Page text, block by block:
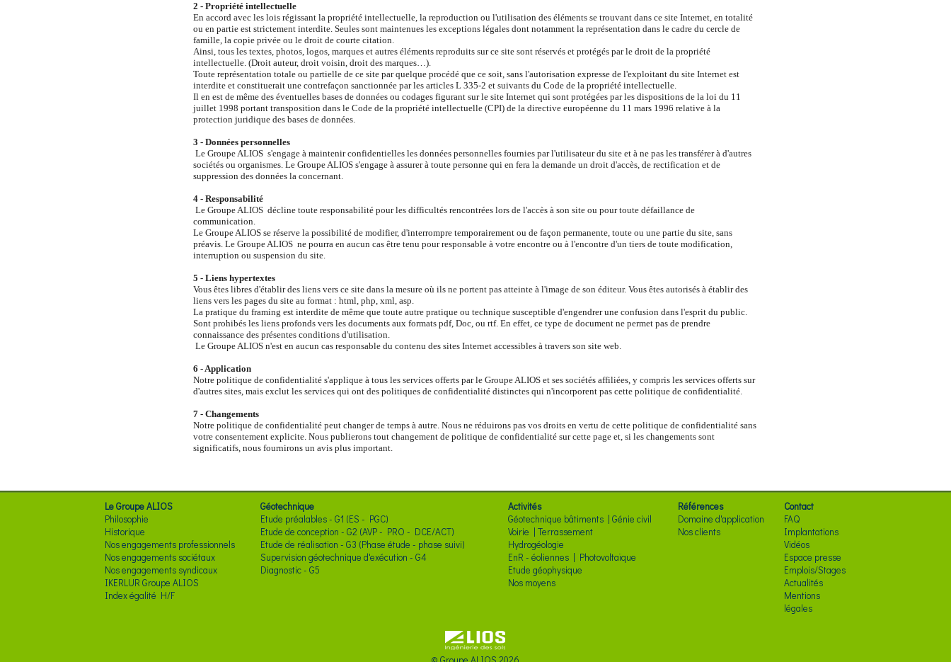
2 - Propriété intellectuelle
En accord avec les lois régissant la propriété intellectuelle, la reproduction ou l'utilisation des éléments se trouvant dans ce site Internet, en totalité
ou en partie est strictement interdite. Seules sont maintenues les exceptions légales dont notamment la représentation dans le cadre du cercle de
famille, la copie privée ou le droit de courte citation.
Ainsi, tous les textes, photos, logos, marques et autres éléments reproduits sur ce site sont réservés et protégés par le droit de la propriété
intellectuelle. (Droit auteur, droit voisin, droit des marques…).
Toute représentation totale ou partielle de ce site par quelque procédé que ce soit, sans l'autorisation expresse de l'exploitant du site Internet est
interdite et constituerait une contrefaçon sanctionnée par les articles L 335-2 et suivants du Code de la propriété intellectuelle.
Il en est de même des éventuelles bases de données ou codages figurant sur le site Internet qui sont protégées par les dispositions de la loi du 11
juillet 1998 portant transposition dans le Code de la propriété intellectuelle (CPI) de la directive européenne du 11 mars 1996 relative à la
protection juridique des bases de données.
3 - Données personnelles
Le Groupe ALIOS s'engage à maintenir confidentielles les données personnelles fournies par l'utilisateur du site et à ne pas les transférer à d'autres
sociétés ou organismes. Le Groupe ALIOS s'engage à assurer à toute personne qui en fera la demande un droit d'accès, de rectification et de
suppression des données la concernant.
4 - Responsabilité
Le Groupe ALIOS décline toute responsabilité pour les difficultés rencontrées lors de l'accès à son site ou pour toute défaillance de
communication.
Le Groupe ALIOS se réserve la possibilité de modifier, d'interrompre temporairement ou de façon permanente, toute ou une partie du site, sans
préavis. Le Groupe ALIOS ne pourra en aucun cas être tenu pour responsable à votre encontre ou à l'encontre d'un tiers de toute modification,
interruption ou suspension du site.
5 - Liens hypertextes
Vous êtes libres d'établir des liens vers ce site dans la mesure où ils ne portent pas atteinte à l'image de son éditeur. Vous êtes autorisés à établir des
liens vers les pages du site au format : html, php, xml, asp.
La pratique du framing est interdite de même que toute autre pratique ou technique susceptible d'engendrer une confusion dans l'esprit du public.
Sont prohibés les liens profonds vers les documents aux formats pdf, Doc, ou rtf. En effet, ce type de document ne permet pas de prendre
connaissance des présentes conditions d'utilisation.
Le Groupe ALIOS n'est en aucun cas responsable du contenu des sites Internet accessibles à travers son site web.
6 - Application
Notre politique de confidentialité s'applique à tous les services offerts par le Groupe ALIOS et ses sociétés affiliées, y compris les services offerts sur
d'autres sites, mais exclut les services qui ont des politiques de confidentialité distinctes qui n'incorporent pas cette politique de confidentialité.
7 - Changements
Notre politique de confidentialité peut changer de temps à autre. Nous ne réduirons pas vos droits en vertu de cette politique de confidentialité sans
votre consentement explicite. Nous publierons tout changement de politique de confidentialité sur cette page et, si les changements sont
significatifs, nous fournirons un avis plus important.
Le Groupe ALIOS
Philosophie
Historique
Nos engagements professionnels
Nos engagements sociétaux
Nos engagements syndicaux
IKERLUR Groupe ALIOS
Index égalité H/F
Géotechnique
Etude préalables - G1 (ES - PGC)
Etude de conception - G2 (AVP - PRO - DCE/ACT)
Etude de réalisation - G3 (Phase étude - phase suivi)
Supervision géotechnique d'exécution - G4
Diagnostic - G5
Activités
Géotechnique bâtiments | Génie civil
Voirie | Terrassement
Hydrogéologie
EnR - éoliennes | Photovoltaïque
Etude géophysique
Nos moyens
Références
Domaine d'application
Nos clients
Contact
FAQ
Implantations
Vidéos
Espace presse
Emplois/Stages
Actualités
Mentions
légales